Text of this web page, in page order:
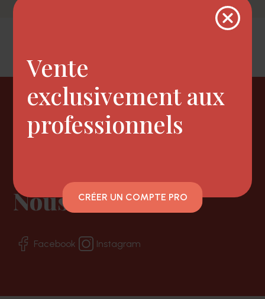
Newsletter
Nous suivre
Facebook Instagram
Vente
exclusivement aux
professionnels
CRÉER UN COMPTE PRO